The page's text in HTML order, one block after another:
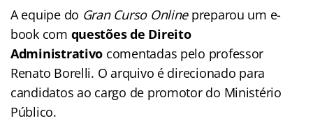
A equipe do Gran Curso Onlinepreparou um e-
book com questões de Direito
Administrativo comentadas pelo professor
Renato Borelli. O arquivo é direcionado para
candidatos ao cargo de promotor do Ministério
Público.